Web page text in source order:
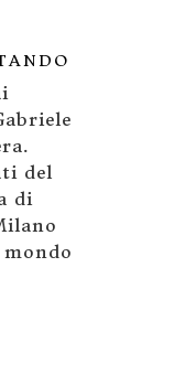
del
di